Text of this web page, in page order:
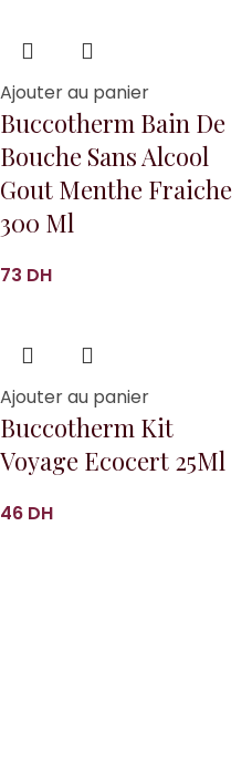
Ajouter au panier
Buccotherm Bain De
Bouche Sans Alcool
Gout Menthe Fraiche
300 Ml
DH
Ajouter au panier
Buccotherm Kit
Voyage Ecocert 25Ml
DH